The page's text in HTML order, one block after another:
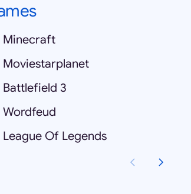
Minecraft
Moviestarplanet
Battlefield 3
Wordfeud
League Of Legends